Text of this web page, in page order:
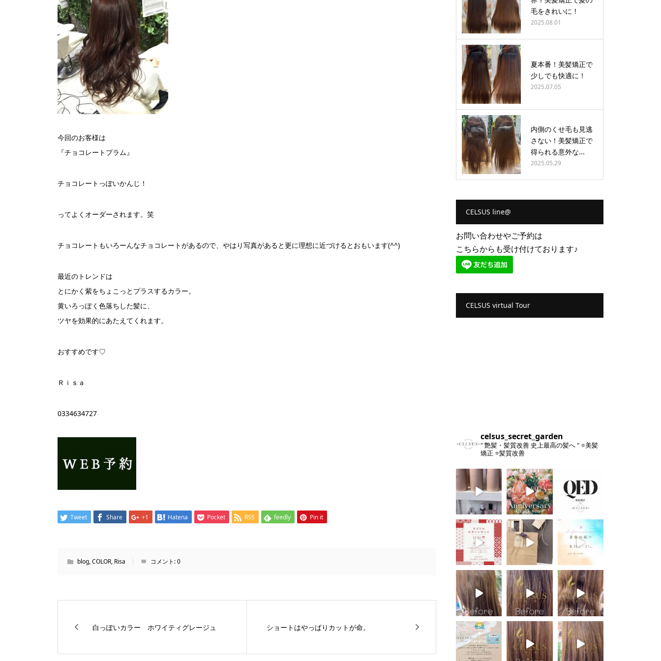
今回のお客様は
『チョコレートプラム』
チョコレートっぽいかんじ！
ってよくオーダーされます。笑
チョコレートもいろーんなチョコレートがあるので、やはり写真があると更に理想に近づけるとおもいます(^^)
最近のトレンドは
とにかく紫をちょこっとプラスするカラー。
黄いろっぽく色落ちした髪に、
ツヤを効果的にあたえてくれます。
おすすめです♡
Ｒｉｓａ
0334634727
Tweet Share +1 Hatena Pocket RSS feedly Pin it
blog,COLOR, Risa コメント:0
白っぽいカラー ホワイティグレージュ ショートはやっぱりカットが命。
毛をきれいに！
2025.08.01
夏本番！美髪矯正で
少しでも快適に！
2025.07.05
内側のくせ毛も見逃
さない！美髪矯正で
得られる意外な...
2025.05.29
CELSUS line@
お問い合わせやご予約は
こちらからも受け付けております♪
CELSUS virtual Tour
celsus_secret_garden
" 艶髪・髪質改善 史上最高の髪へ " ⭐️美髪
矯正 ⭐️髪質改善